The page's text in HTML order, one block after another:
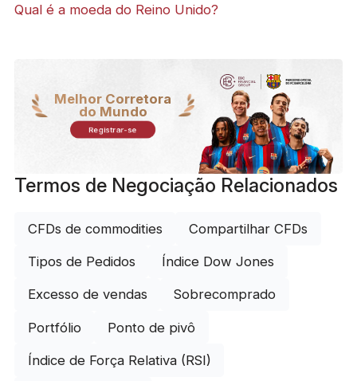
Qual é a moeda do Reino Unido?
Melhor Corretora
do Mundo
Registrar-se
Termos de Negociação Relacionados
CFDs de commodities Compartilhar CFDs
Tipos de Pedidos Índice Dow Jones
Excesso de vendas Sobrecomprado
Portfólio Ponto de pivô
Índice de Força Relativa (RSI)